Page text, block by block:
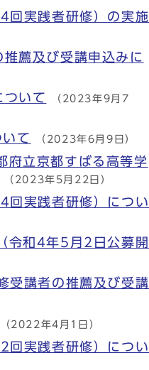
回実践者研修）の実施
薦及び受講申込みに
ついて （2023年9月7
て （2023年6月9日）
府立京都すばる高等学
（2023年5月22日）
回実践者研修）につい
令和4年5月2日公募開
受講者の推薦及び受講
（2022年4月1日）
回実践者研修）につい